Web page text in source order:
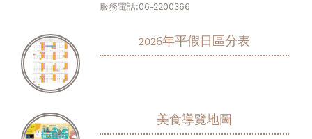
服務電話:06-2200366
2026年平假日區分表
美食導覽地圖